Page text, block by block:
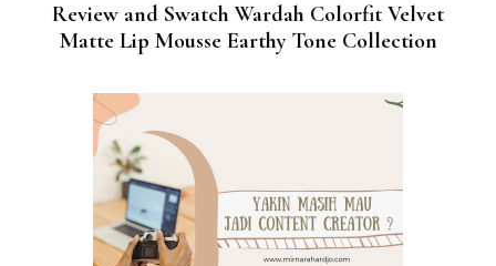
Review and Swatch Wardah Colorfit Velvet
Matte Lip Mousse Earthy Tone Collection